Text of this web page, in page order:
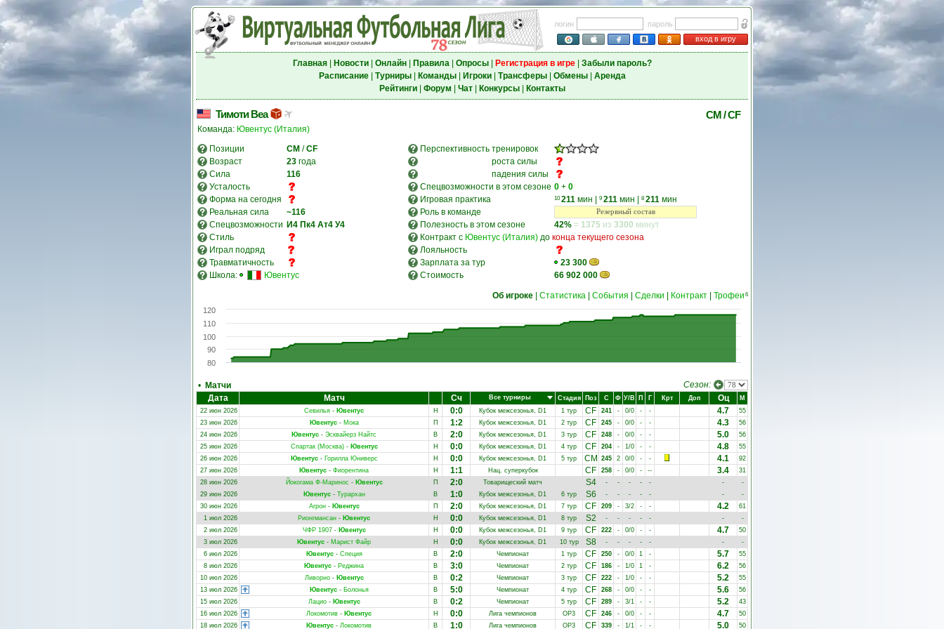
логин
пароль
вход в игру
Главная| Новости| Онлайн| Правила| Опросы| Регистрация в игре| Забыли пароль?
Расписание| Турниры| Команды| Игроки| Трансферы| Обмены| Аренда
Рейтинги| Форум Чат| Конкурсы| Контакты
Тимоти Веа CM / CF
Команда: Ювентус (Италия)
Позиции
CM /CF Перспективность тренировок
Возраст
23 года
роста силы
Сила
116
падения силы
Усталость
Спецвозможности в этом сезоне 0 + 0
Форма на сегодня
Игровая практика 10211 мин 9 211 мин 8 211 мин
Реальная сила
~116 Роль в команде Резервный состав
Спецвозможности И4 Пк4 Ат4 У4 Полезность в этом сезоне 42% = 1375 из 3300 минут
Стиль
Контракт с Ювентус (Италия) до конца текущего сезона
Играл подряд
Лояльность
Травматичность
Зарплата за тур
23 300
Школа:
Ювентус Стоимость 66 902 000
Об игроке Статистика События Сделки Контракт Трофеи 6
80
90
100
110
120
• Матчи
Сезон:
Дата
Матч Сч Все турниры Стадия Поз С Ф У/В П Г Крт Доп Оц
М
22 июн 2026
Севилья - Ювентус Н 0:0 Кубок межсезонья, D1 1 тур CF 241 - 0/0 - - 4.7
55
23 июн 2026
Ювентус- Мока П 1:2 Кубок межсезонья, D1 2 тур CF 245 - 0/0 - - 4.3
56
24 июн 2026
Ювентус - Эсквайерз Найтс В 2:0 Кубок межсезонья, D1 3 тур CF 248 - 0/0 - - 5.0
56
25 июн 2026
Спартак (Москва)- Ювентус Н 0:0 Кубок межсезонья, D1 4 тур CF 204 - 1/0 - - 4.8
55
26 июн 2026
Ювентус- Горилла Юниверс Н 0:0 Кубок межсезонья, D1 5 тур CM 245 2 0/0 - - 4.1
92
27 июн 2026
Ювентус - Фиорентина Н 1:1 Нац. суперкубок CF 258 - 0/0 - -- 3.4
31
28 июн 2026
Йокогама Ф-Маринос - Ювентус П 2:0 Товарищеский матч S4 - - - - - -
-
29 июн 2026
Ювентус- Турархан В 1:0 Кубок межсезонья, D1 6 тур S6 - - - - - -
-
30 июн 2026
Агрон- Ювентус П 2:0 Кубок межсезонья, D1 7 тур CF 209 - 3/2 - - 4.2
61
1 июл 2026
Рионгмансан - Ювентус Н 0:0 Кубок межсезонья, D1 8 тур S2 - - - - - -
-
2 июл 2026
ЧФР 1907- Ювентус Н 0:0 Кубок межсезонья, D1 9 тур CF 222 - 0/0 - - 4.7
50
3 июл 2026
Ювентус - Марист Файр Н 0:0 Кубок межсезонья, D1 10 тур S8 - - - - - -
-
6 июл 2026
Ювентус- Специя В 2:0 Чемпионат 1 тур CF 250 - 0/0 1 - 5.7
55
8 июл 2026
Ювентус - Реджина В 3:0 Чемпионат 2 тур CF 186 - 1/0 1 - 6.2
56
10 июл 2026
Ливорно- Ювентус В 0:2 Чемпионат 3 тур CF 222 - 1/0 - - 5.2
55
13 июл 2026
Ювентус- Болонья В 5:0 Чемпионат 4 тур CF 268 - 0/0 - - 5.6
56
15 июл 2026
Лацио- Ювентус В 0:2 Чемпионат 5 тур CF 289 - 3/1 - - 5.2
43
16 июл 2026
Локомотив - Ювентус Н 0:0 Лига чемпионов ОР3 CF 246 - 0/0 - - 4.7
50
18 июл 2026
Ювентус - Локомотив В 1:0 Лига чемпионов ОР3 CF 339 - 1/1 - - 5.0 50